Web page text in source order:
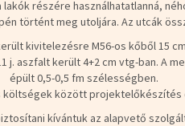
részére használhatatlanná,
történt meg utoljára. Az utcák
kivitelezésre M56-os kőből 15
j. aszfalt került 4+2 cm vtg-ban. A
épült 0,5-0,5 fm szélességben.
költségek között
kívántuk az alapvető